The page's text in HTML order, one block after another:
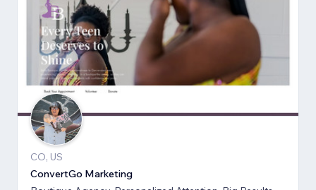
CO, US
ConvertGo Marketing